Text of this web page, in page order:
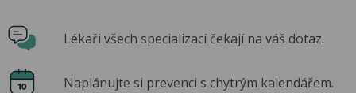
Lékaři všech specializací čekají na váš dotaz.
Naplánujte si prevenci s chytrým kalendářem.